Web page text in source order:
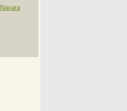
Navara